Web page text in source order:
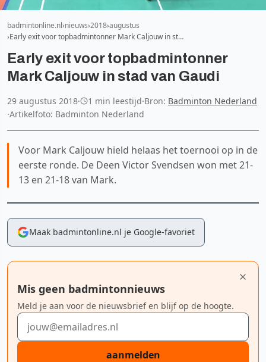
badmintonline.nl nieuws 2018 augustus
Early exit voor topbadmintonner Mark Caljouw in st…
Early exit voor topbadmintonner
Mark Caljouw in stad van Gaudi
29 augustus 2018· 1 min leestijd·Bron: Badminton Nederland
·Artikelfoto: Badminton Nederland
Voor Mark Caljouw hield helaas het toernooi op in de
eerste ronde. De Deen Victor Svendsen won met 21-
13 en 21-18 van Mark.
Maak badmintonline.nl je Google-favoriet
Mis geen badmintonnieuws
Meld je aan voor de nieuwsbrief en blijf op de hoogte.
E-mailadres
aanmelden